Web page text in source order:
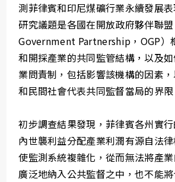
測菲律賓和印尼煤礦行業永續發展
研究議題是各國在開放政府夥伴聯
Government Partnership，OGP）
和開採產業的共同監管結構，以及
業問責制，包括影響該機構的因素
和民間社會代表共同監督當局的界限
初步調查結果發現，菲律賓各州實
內世襲利益分配產業利潤有源自法律
使監測系統複雜化，從而無法將產
廣泛地納入公共監督之中，也不能